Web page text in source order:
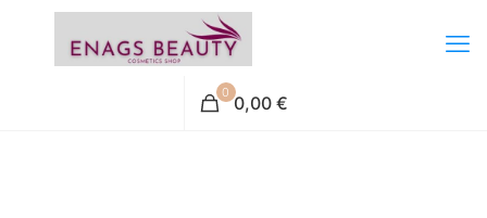
0 0,00 €